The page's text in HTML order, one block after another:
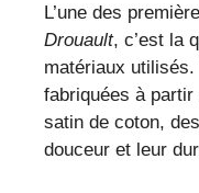
L’une des
Drouault, c’est la
matériaux utilisés.
fabriquées à
satin de coton,
douceur et leur